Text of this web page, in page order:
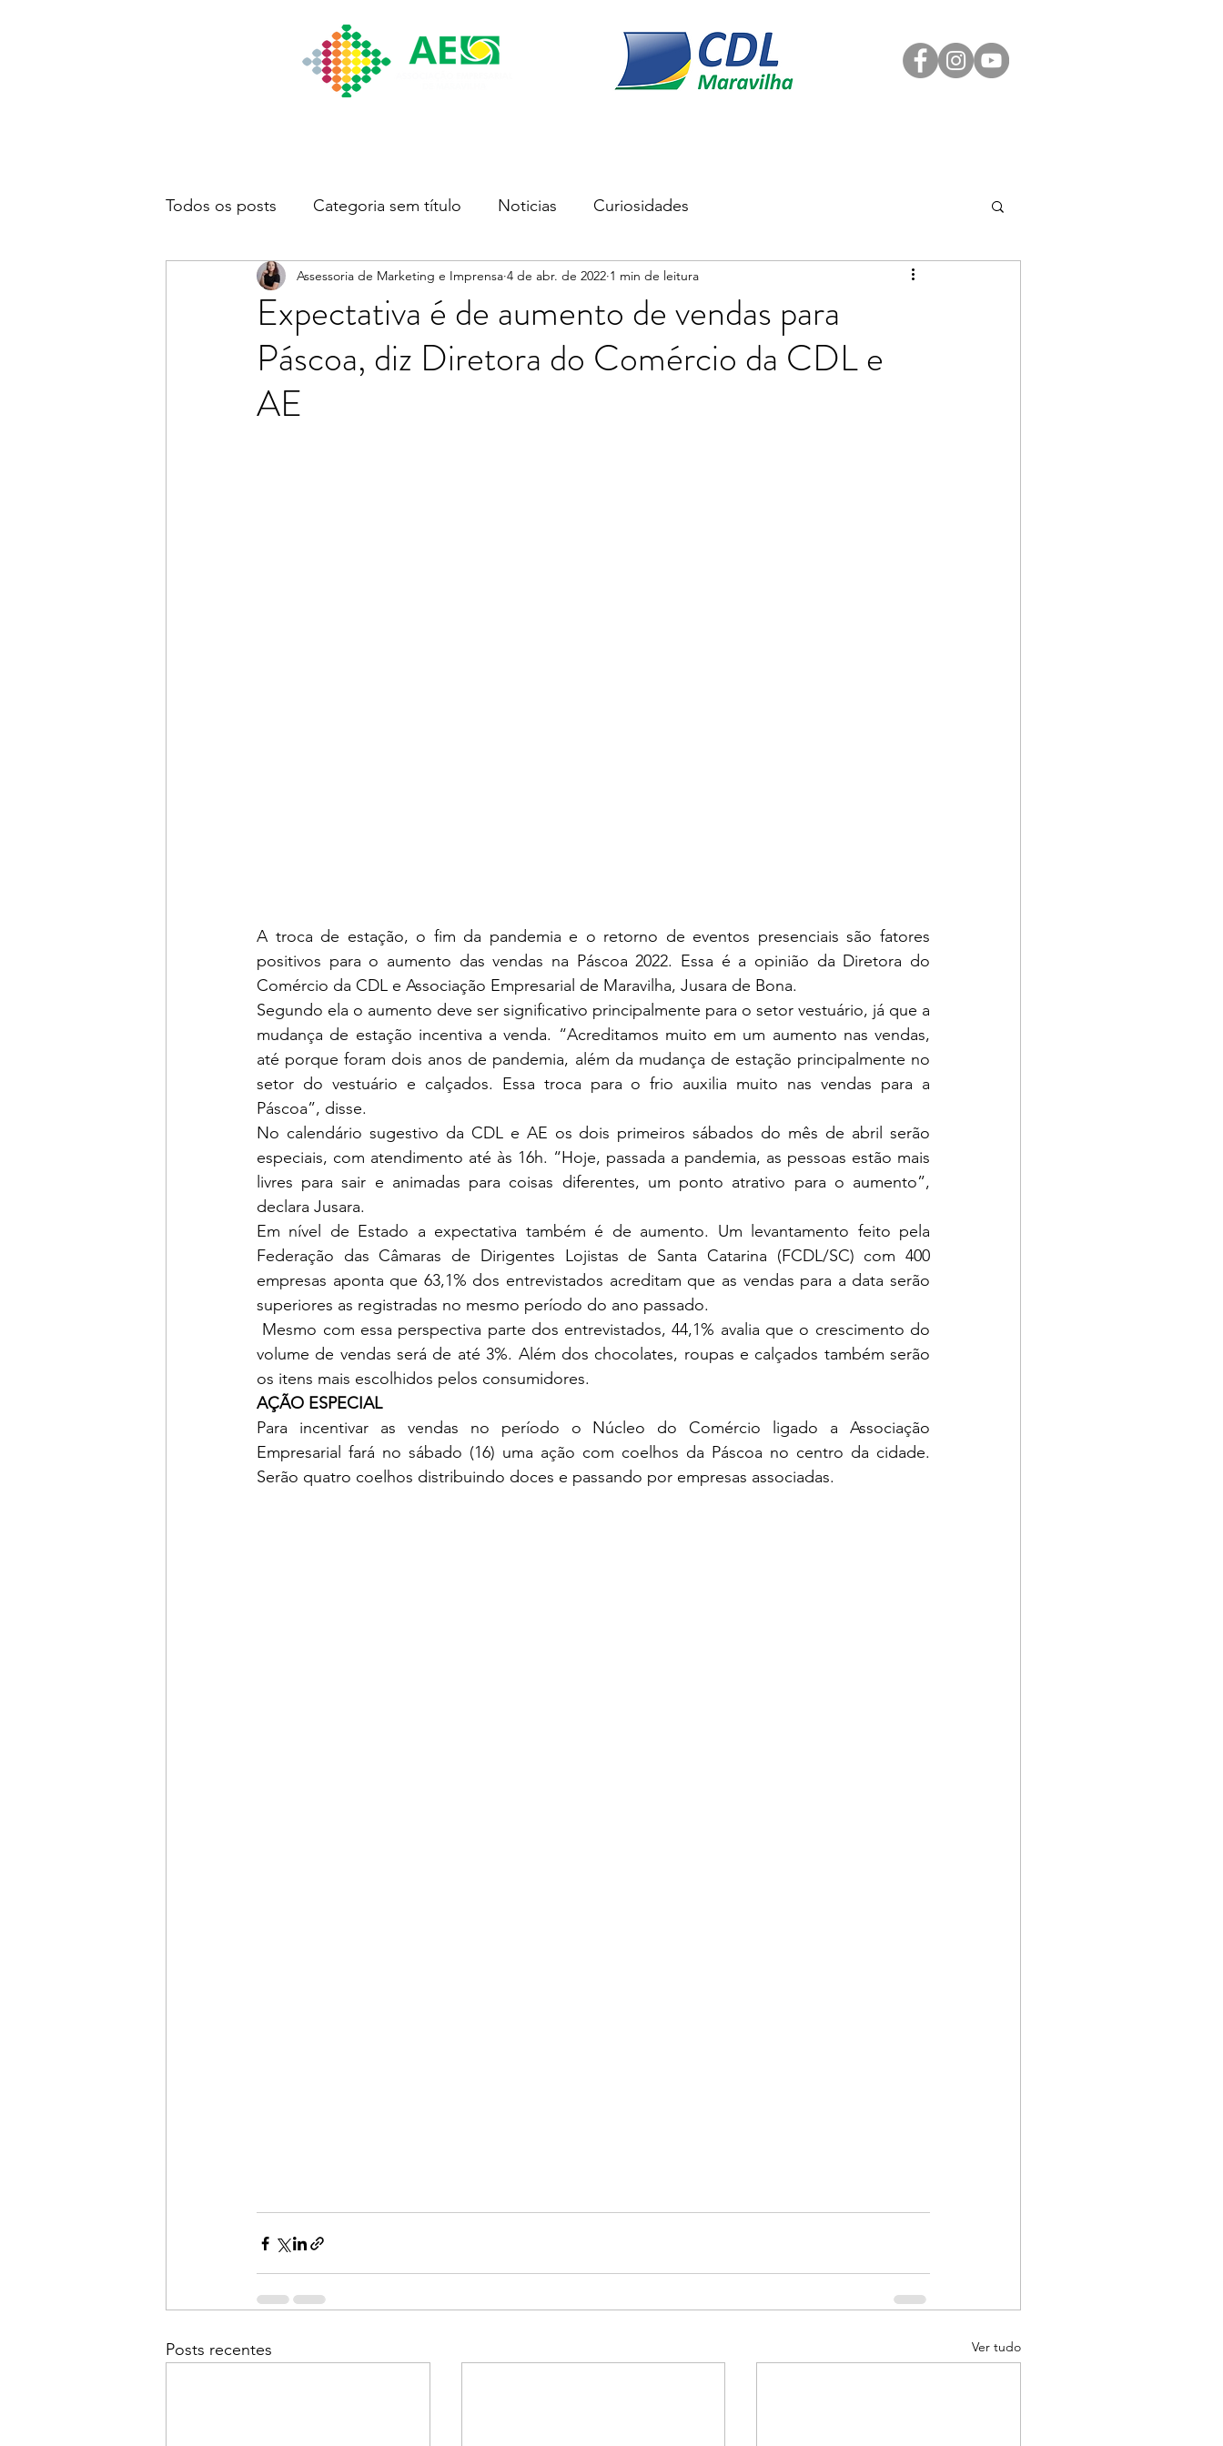
Todos os posts Categoria sem título Noticias Curiosidades
Expectativa é de aumento de vendas para
Páscoa, diz Diretora do Comércio da CDL e
AE
Assessoria de Marketing e Imprensa 4 de abr. de 2022 1 min de leitura
A troca de estação, o fim da pandemia e o retorno de eventos presenciais são fatores
positivos para o aumento das vendas na Páscoa 2022. Essa é a opinião da Diretora do
Comércio da CDL e Associação Empresarial de Maravilha, Jusara de Bona.
Segundo ela o aumento deve ser significativo principalmente para o setor vestuário, já que a
mudança de estação incentiva a venda. “Acreditamos muito em um aumento nas vendas,
até porque foram dois anos de pandemia, além da mudança de estação principalmente no
setor do vestuário e calçados. Essa troca para o frio auxilia muito nas vendas para a
Páscoa”, disse.
No calendário sugestivo da CDL e AE os dois primeiros sábados do mês de abril serão
especiais, com atendimento até às 16h. “Hoje, passada a pandemia, as pessoas estão mais
livres para sair e animadas para coisas diferentes, um ponto atrativo para o aumento”,
declara Jusara.
Em nível de Estado a expectativa também é de aumento. Um levantamento feito pela
Federação das Câmaras de Dirigentes Lojistas de Santa Catarina (FCDL/SC) com 400
empresas aponta que 63,1% dos entrevistados acreditam que as vendas para a data serão
superiores as registradas no mesmo período do ano passado.
volume de vendas será de até 3%. Além dos chocolates, roupas e calçados também serão
os itens mais escolhidos pelos consumidores.
AÇÃO ESPECIAL
Para incentivar as vendas no período o Núcleo do Comércio ligado a Associação
Empresarial fará no sábado (16) uma ação com coelhos da Páscoa no centro da cidade.
Serão quatro coelhos distribuindo doces e passando por empresas associadas.
Posts recentes Ver tudo